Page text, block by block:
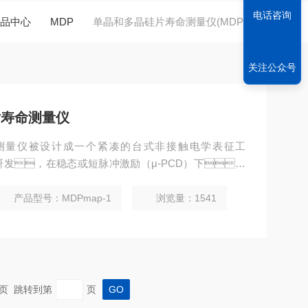
中心 MDP 单晶和多晶硅片寿命测量仪(MDPmap)
命测量仪
量仪被设计成一个紧凑的台式非接触电学表征工
，在稳态或短脉冲激励（μ-PCD）下，
品识别和参数设置允许轻松适应各种不同的样
产品型号：MDPmap-1 浏览量：1541
跳转到第 页
电话咨询
关注公众号